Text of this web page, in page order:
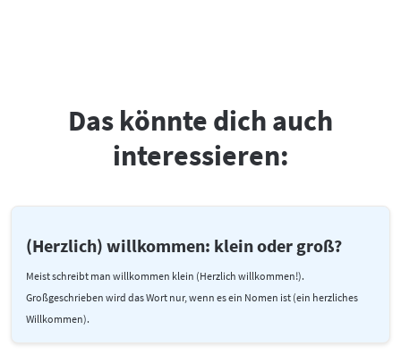
Das könnte dich auch
interessieren:
(Herzlich) willkommen: klein oder groß?
Meist schreibt man willkommen klein (Herzlich willkommen!).
Großgeschrieben wird das Wort nur, wenn es ein Nomen ist (ein herzliches
Willkommen).